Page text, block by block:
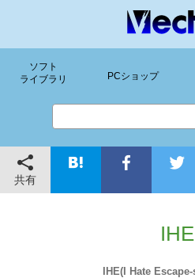
ソフト
ライブラリ
PCショップ
共有
IHE
IHE(I Hate